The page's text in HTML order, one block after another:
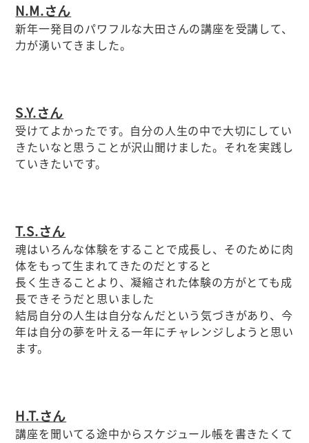
N.M.さん
新年一発目のパワフルな大田さんの講座を受講して、
力が湧いてきました。
S.Y.さん
受けてよかったです。自分の人生の中で大切にしてい
きたいなと思うことが沢山聞けました。それを実践し
ていきたいです。
T.S.さん
魂はいろんな体験をすることで成長し、そのために肉
体をもって生まれてきたのだとすると
長く生きることより、凝縮された体験の方がとても成
長できそうだと思いました
結局自分の人生は自分なんだという気づきがあり、今
年は自分の夢を叶える一年にチャレンジしようと思い
ます。
H.T.さん
講座を聞いてる途中からスケジュール帳を書きたくて